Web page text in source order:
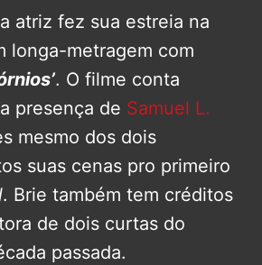
atriz fez sua estreia na
longa-metragem com
. O filme conta
presença de Samuel L.
mesmo dos dois
suas cenas pro primeiro
. Brie também tem créditos
de dois curtas do
passada.